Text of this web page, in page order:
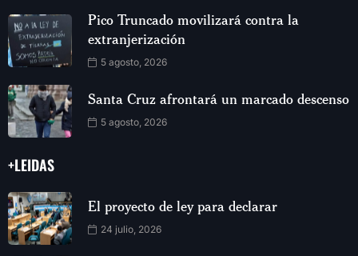
Pico Truncado movilizará contra la
extranjerización
5 agosto, 2026
Santa Cruz afrontará un marcado descenso
5 agosto, 2026
+LEIDAS
El proyecto de ley para declarar
24 julio, 2026